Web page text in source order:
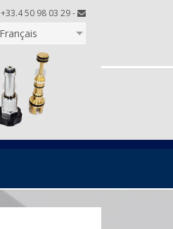
50 98 03 29 -
Français